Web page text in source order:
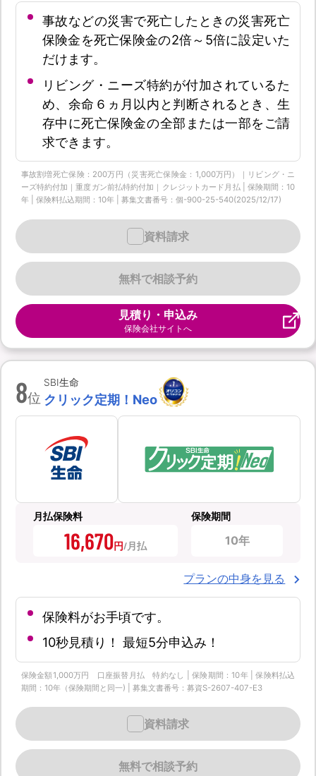
事故などの災害で死亡したときの災害死亡
保険金を死亡保険金の2倍～5倍に設定いた
だけます。
リビング・ニーズ特約が付加されているた
め、余命６ヵ月以内と判断されるとき、生
存中に死亡保険金の全部または一部をご請
求できます。
事故割増死亡保険：200万円（災害死亡保険金：1,000万円）｜リビング・ニ
ーズ特約付加｜重度ガン前払特約付加｜クレジットカード月払 | 保険期間：10
年 | 保険料払込期間：10年 | 募集文書番号：個-900-25-540(2025/12/17)
無料で相談予約
資料請求
見積り・申込み
保険会社サイトへ
8位
SBI生命
クリック定期！Neo
月払保険料
16,670円
保険期間
10年
プランの中身を見る
保険料がお手頃です。
10秒見積り！ 最短5分申込み！
保険金額1,000万円 口座振替月払 特約なし | 保険期間：10年 | 保険料払込
期間：10年（保険期間と同一) | 募集文書番号：募資S-2607-407-E3
無料で相談予約
資料請求